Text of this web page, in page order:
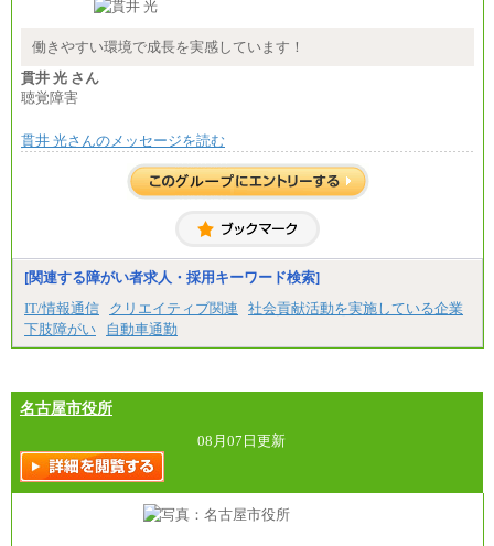
総合職 月給208,000～235,000円
※詳細はJTBキャリアサイトよりご確認ください。
総合職 月給220,000～230,000円＋地域間調整給
整給
※詳細はJTBキャリアサイトよりご確認ください。
■(株)JTBコミュニケーションデザイン
総合職 月給230,000円
みなし残業手当：20,000円（一律支給）※みなし
残業手当の残業時間は10.43時間。
間に応じて、時間外手当等を支給。
エリアサポート職 月給188,000円
訪日事業職 月給202,000～227,000円＋地域間調整
給
※詳細はJTBキャリアサイトよりご確認ください。
■(株)JTBビジネストランスフォーム
総合職 月給205,000～225,000円＋地域間調整給
働きやすい環境で成長を実感しています！
貫井 光 さん
聴覚障害
貫井 光さんのメッセージを読む
[関連する障がい者求人・採用キーワード検索]
IT/情報通信
クリエイティブ関連
社会貢献活動を実施している企業
下肢障がい
自動車通勤
名古屋市役所
08月07日更新